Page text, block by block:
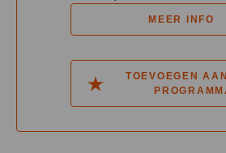
MEER INFO
TOEVOEGEN